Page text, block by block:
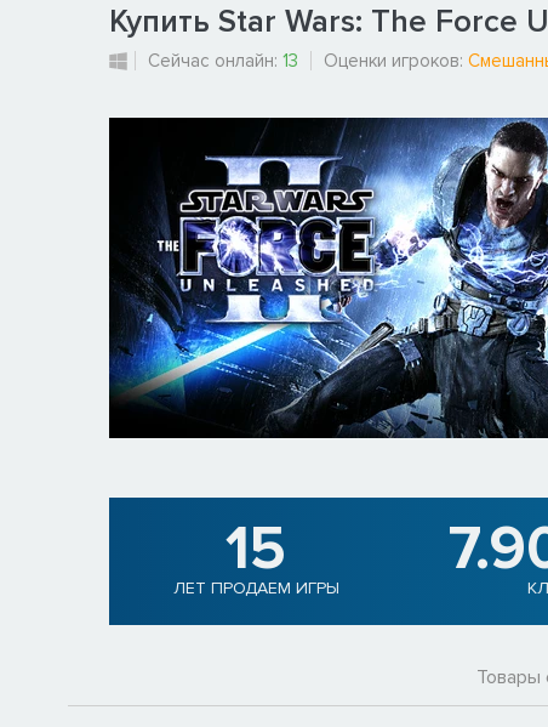
Купить Star Wars: The Force
Сейчас онлайн: 13 Оценки игроков:
15
ЛЕТ ПРОДАЕМ ИГРЫ
Товары